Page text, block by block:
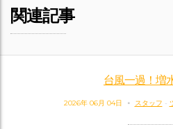
関連記事
台風一過！増
2026年 06月 04日 スタッフ -